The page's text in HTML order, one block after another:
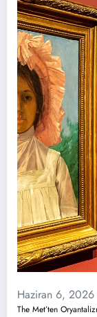
Haziran 6, 2026
The Met’ten